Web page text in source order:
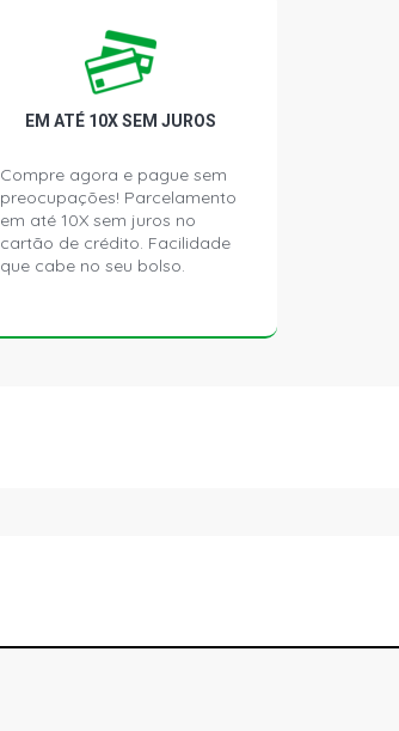
EM ATÉ 10X SEM JUROS
Compre agora e pague sem
preocupações! Parcelamento
em até 10X sem juros no
cartão de crédito. Facilidade
que cabe no seu bolso.